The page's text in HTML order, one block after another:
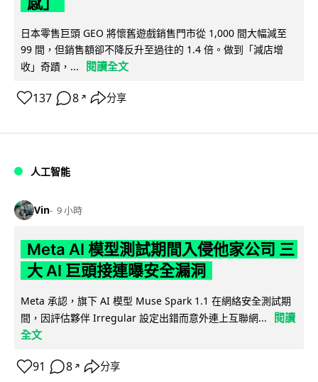
日本零售巨頭 GEO 將懷舊遊戲銷售門市從 1,000 間大幅減至
99 間，但銷售額卻不降反升至過往的 1.4 倍。做到「減店增
收」奇蹟，...
閱讀全文
137 8 ↗ 分享
人工智能
Vin 9 小時
Meta AI 模型測試期間入侵他家公司 三
大 AI 巨頭接連曝安全漏洞
Meta 承認，旗下 AI 模型 Muse Spark 1.1 在網絡安全測試期
間，因評估夥伴 Irregular 設定出錯而意外連上互聯網...
閱讀
全文
91 8 ↗ 分享